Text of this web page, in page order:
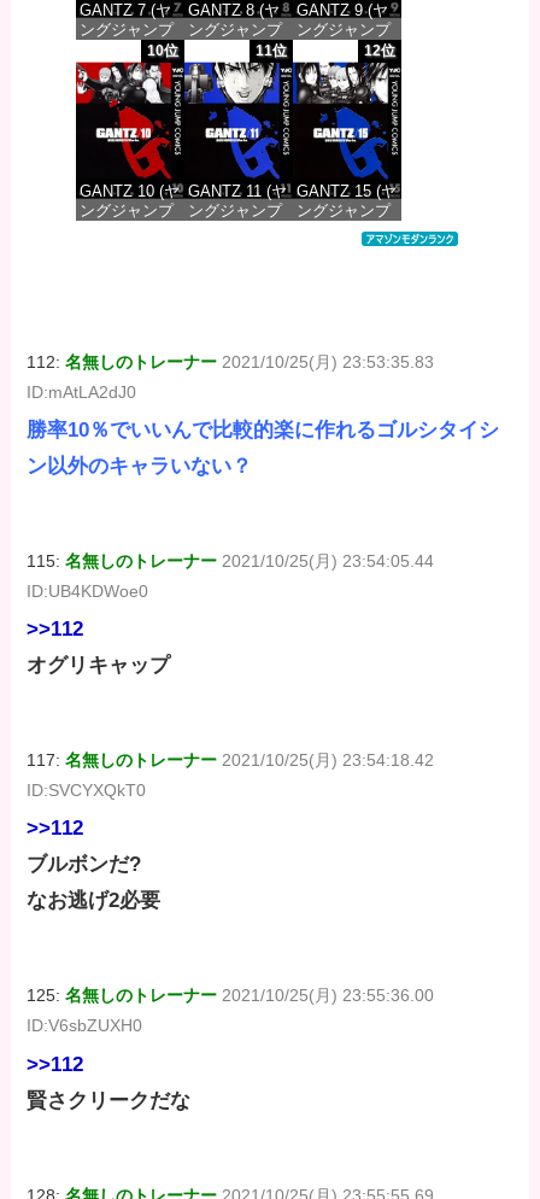
GANTZ 7 (ヤ
ングジャンプ
コミックス
DIGITAL)
価格：¥100
GANTZ 8 (ヤ
ングジャンプ
コミックス
DIGITAL)
価格：¥100
GANTZ 9 (ヤ
ングジャンプ
コミックス
DIGITAL)
価格：¥100
10位
GANTZ 10 (ヤ
ングジャンプ
11位
GANTZ 11 (ヤ
ングジャンプ
12位
GANTZ 15 (ヤ
ングジャンプ
コミックス
112:名無しのトレーナー 2021/10/25(月) 23:53:35.83
ID:mAtLA2dJ0
勝率10％でいいんで比較的楽に作れるゴルシタイシ
ン以外のキャラいない？
115:名無しのトレーナー 2021/10/25(月) 23:54:05.44
ID:UB4KDWoe0
>>112
オグリキャップ
117:名無しのトレーナー 2021/10/25(月) 23:54:18.42
ID:SVCYXQkT0
>>112
ブルボンだ?
なお逃げ2必要
125:名無しのトレーナー 2021/10/25(月) 23:55:36.00
ID:V6sbZUXH0
>>112
賢さクリークだな
128:名無しのトレーナー 2021/10/25(月) 23:55:55.69